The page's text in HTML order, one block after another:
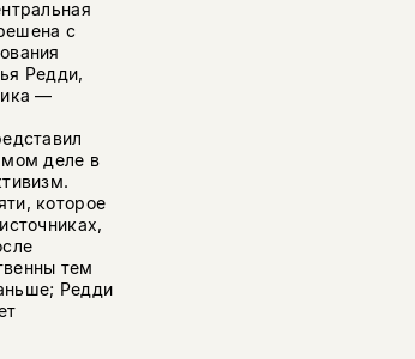
с
Редди,
—
деле в
которое
тем
Редди